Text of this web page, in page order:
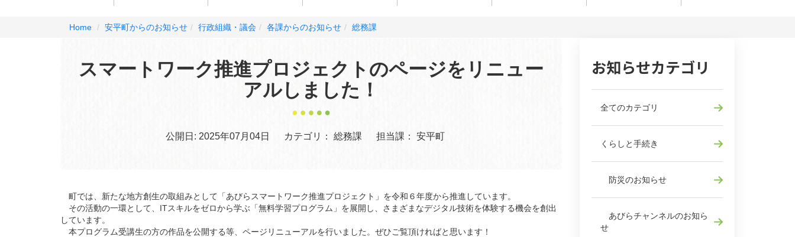
Home 安平町からのお知らせ 行政組織・議会 各課からのお知らせ 総務課
スマートワーク推進プロジェクトのページをリニュー
アルしました！
公開日: 2025年07月04日 カテゴリ： 総務課 担当課： 安平町
町では、新たな地方創生の取組みとして「あびらスマートワーク推進プロジェクト」を令和６年度から推進しています。
その活動の一環として、ITスキルをゼロから学ぶ「無料学習プログラム」を展開し、さまざまなデジタル技術を体験する機会を創出
しています。
本プログラム受講生の方の作品を公開する等、ページリニューアルを行いました。ぜひご覧頂ければと思います！
お知らせカテゴリ
全てのカテゴリ
くらしと手続き
防災のお知らせ
あびらチャンネルのお知ら
せ